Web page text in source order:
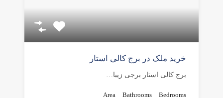
خرید ملک در برج کالی استار
برج کالی استار برجی زیبا…
Bedrooms
Bathrooms
Area